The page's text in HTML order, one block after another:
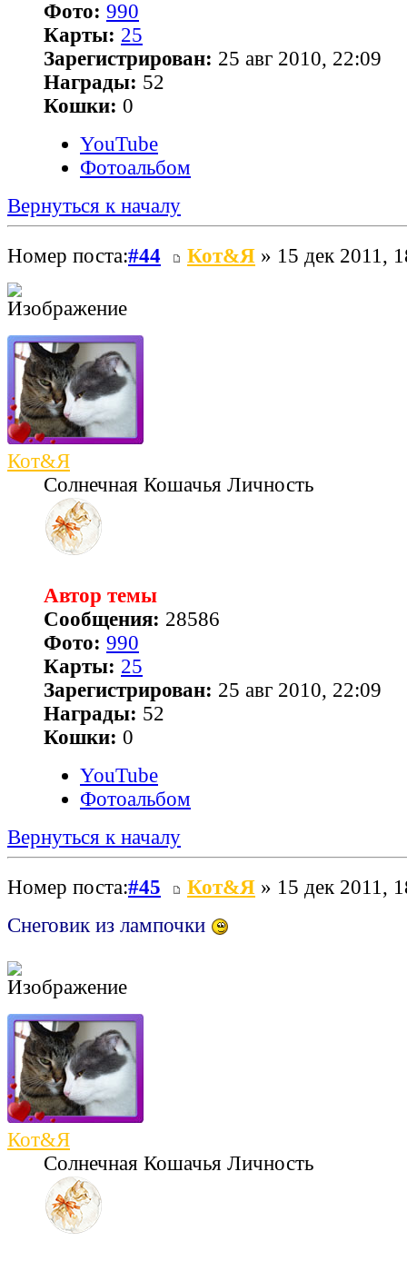
Фото: 990
Карты: 25
Зарегистрирован: 25 авг 2010, 22:09
Награды: 52
Кошки: 0
YouTube
Фотоальбом
Вернуться к началу
Номер поста:#44 Кот&Я » 15 дек 2011,
Кот&Я
Солнечная Кошачья Личность
Автор темы
Сообщения: 28586
Фото: 990
Карты: 25
Зарегистрирован: 25 авг 2010, 22:09
Награды: 52
Кошки: 0
YouTube
Фотоальбом
Вернуться к началу
Номер поста:#45 Кот&Я » 15 дек 2011,
Снеговик из лампочки
Кот&Я
Солнечная Кошачья Личность